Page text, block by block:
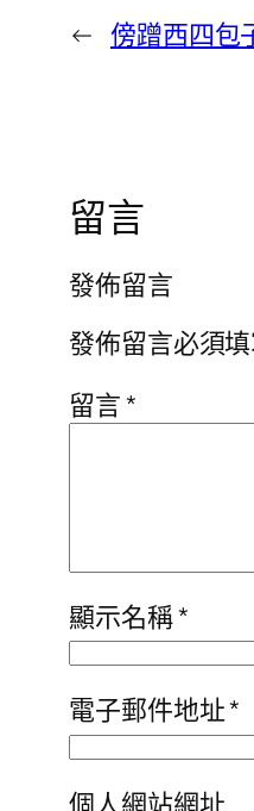
← 傍蹭西四包
留言
發佈留言
發佈留言必須
留言*
顯示名稱*
電子郵件地址*
個人網站網址